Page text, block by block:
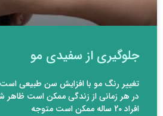
جلوگیری از سفیدی مو
تغییر رنگ مو با افزایش سن طبیعی
در هر زمانی از زندگی ممکن است ظاهر
افراد 20 ساله ممکن است متوجه